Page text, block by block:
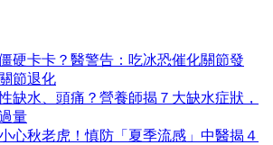
硬卡卡？醫警告：吃冰恐催化關節發
節退化
缺水、頭痛？營養師揭７大缺水症狀，
量
心秋老虎！慎防「夏季流感」中醫揭４